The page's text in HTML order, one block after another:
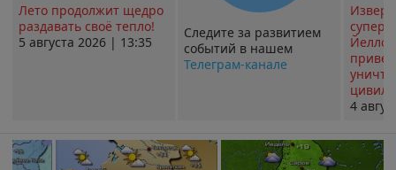
Лето продолжит щедро
раздавать своё тепло!
5 августа 2026 | 13:35
Следите за развитием
событий в нашем
Телеграм-канале
4